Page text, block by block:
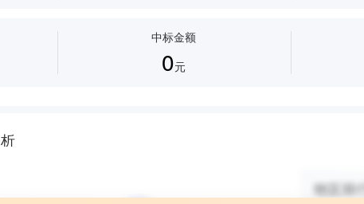
中标金额
0元